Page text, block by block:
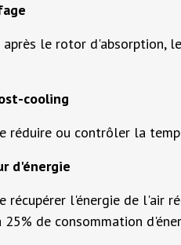
après le rotor d'absorption,
cooling
réduire ou contrôler la
d'énergie
récupérer l'énergie de l'air
de consommation